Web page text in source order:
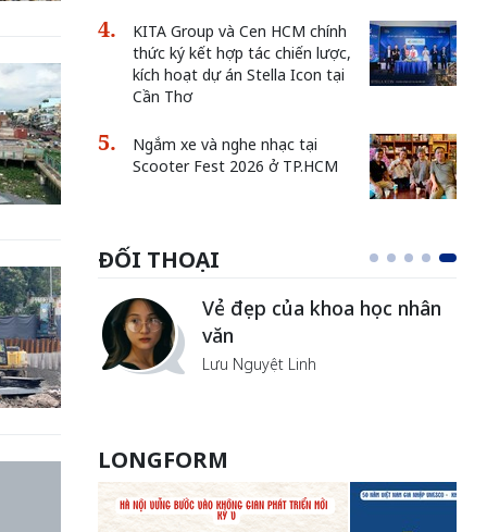
KITA Group và Cen HCM chính
thức ký kết hợp tác chiến lược,
kích hoạt dự án Stella Icon tại
Cần Thơ
Ngắm xe và nghe nhạc tại
Scooter Fest 2026 ở TP.HCM
ĐỐI THOẠI
Vẻ đẹp của khoa học nhân
văn
Lưu Nguyệt Linh
LONGFORM